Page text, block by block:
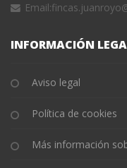
Email:
INFORMACIÓN
Aviso legal
Política de cookies
Más información